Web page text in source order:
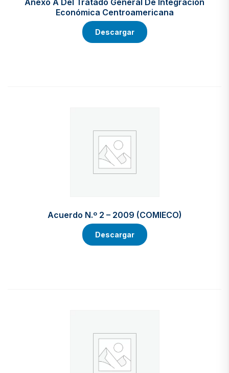
Económica Centroamericana
Descargar
Acuerdo N.º 2 – 2009 (COMIECO)
Descargar